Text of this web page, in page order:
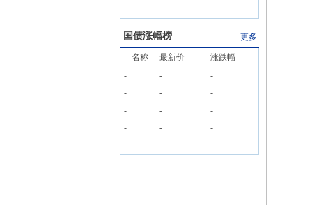
-
- -
国债涨幅榜 更多
名称 最新价
涨跌幅
-
-
-
-
-
-
-
-
-
-
-
-
-
- -